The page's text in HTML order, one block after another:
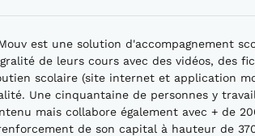
est une solution d'accompagnement
de leurs cours avec des vidéos, des
scolaire (site internet et application
Une cinquantaine de personnes y
mais collabore également avec + de
de son capital à hauteur de